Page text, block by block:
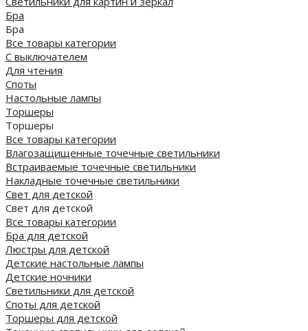
Бра
Бра
Все товары категории
С выключателем
Для чтения
Споты
Настольные лампы
Торшеры
Торшеры
Все товары категории
Влагозащищенные точечные светильники
Встраиваемые точечные светильники
Накладные точечные светильники
Свет для детской
Свет для детской
Все товары категории
Бра для детской
Люстры для детской
Детские настольные лампы
Детские ночники
Светильники для детской
Споты для детской
Торшеры для детской